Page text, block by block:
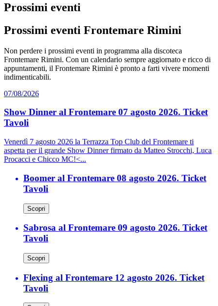
Prossimi eventi
Prossimi eventi Frontemare Rimini
Non perdere i prossimi eventi in programma alla discoteca
Frontemare Rimini. Con un calendario sempre aggiornato e ricco di
appuntamenti, il Frontemare Rimini è pronto a farti vivere momenti
indimenticabili.
07/08/2026
Show Dinner al Frontemare 07 agosto 2026. Ticket
Tavoli
Venerdì 7 agosto 2026 la Terrazza Top Club del Frontemare ti
aspetta per il grande Show Dinner firmato da Matteo Strocchi, Luca
Procacci e Chicco MC!<...
Boomer al Frontemare 08 agosto 2026. Ticket
Tavoli
Scopri
Sabrosa al Frontemare 09 agosto 2026. Ticket
Tavoli
Scopri
Flexing al Frontemare 12 agosto 2026. Ticket
Tavoli